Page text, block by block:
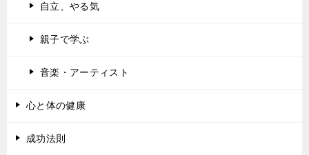
自立、やる気
親子で学ぶ
音楽・アーティスト
心と体の健康
成功法則